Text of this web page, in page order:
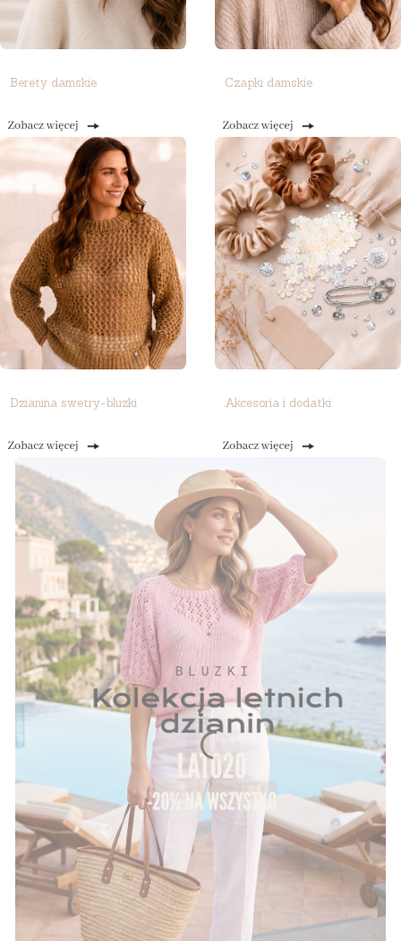
Berety damskie Czapki damskie
Dzianina swetry-bluzki Akcesoria i dodatki